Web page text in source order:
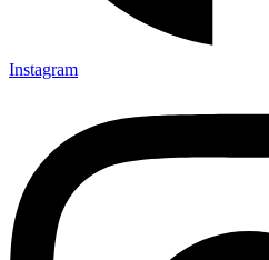
Instagram